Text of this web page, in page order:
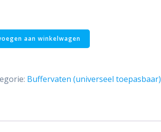
aan winkelwagen
Buffervaten (universeel toepasbaar)